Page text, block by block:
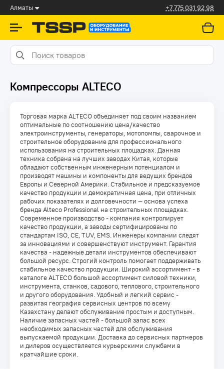
Алматы +7 775 031 92 98
Компрессоры ALTECO
Торговая марка ALTECO объединяет под своим названием
оптимальные по соотношению цена/качество
электроинструменты, генераторы, мотопомпы, сварочное и
строительное оборудование для профессионального
использования на строительных площадках. Данная
техника собрана на лучших заводах Китая, которые
обладают собственным инженерным потенциалом и
производят машины и компоненты для ведущих брендов
Европы и Северной Америки. Стабильное и предсказуемое
качество продукции и демократичная цена, при отличных
рабочих показателях и долговечности — основа успеха
бренда Alteco Professional на строительных площадках.
Современное производство - компания контролирует
качество продукции, а заводы сертифицированы по
стандартам ISO, CE, TUV, EMS. Инженеры компании следят
за инновациями и совершенствуют инструмент. Гарантия
качества - надежные детали инструментов обеспечивают
большой ресурс. Строгий контроль помогает поддерживать
стабильное качество продукции. Широкий ассортимент - в
каталоге ALTECO большой ассортимент силовой техники,
инструмента, станков, садового, теплового, строительного
и другого оборудования. Удобный и легкий сервис -
развитая география сервисных центров по всему
Казахстану делают обслуживание простым и доступным.
Наличие запасных частей - большой запас всех
необходимых запасных частей для обслуживания
выпускаемой продукции. Доставка до сервисных партнеров
и дилеров осуществляется курьерскими службами в
кратчайшие сроки.